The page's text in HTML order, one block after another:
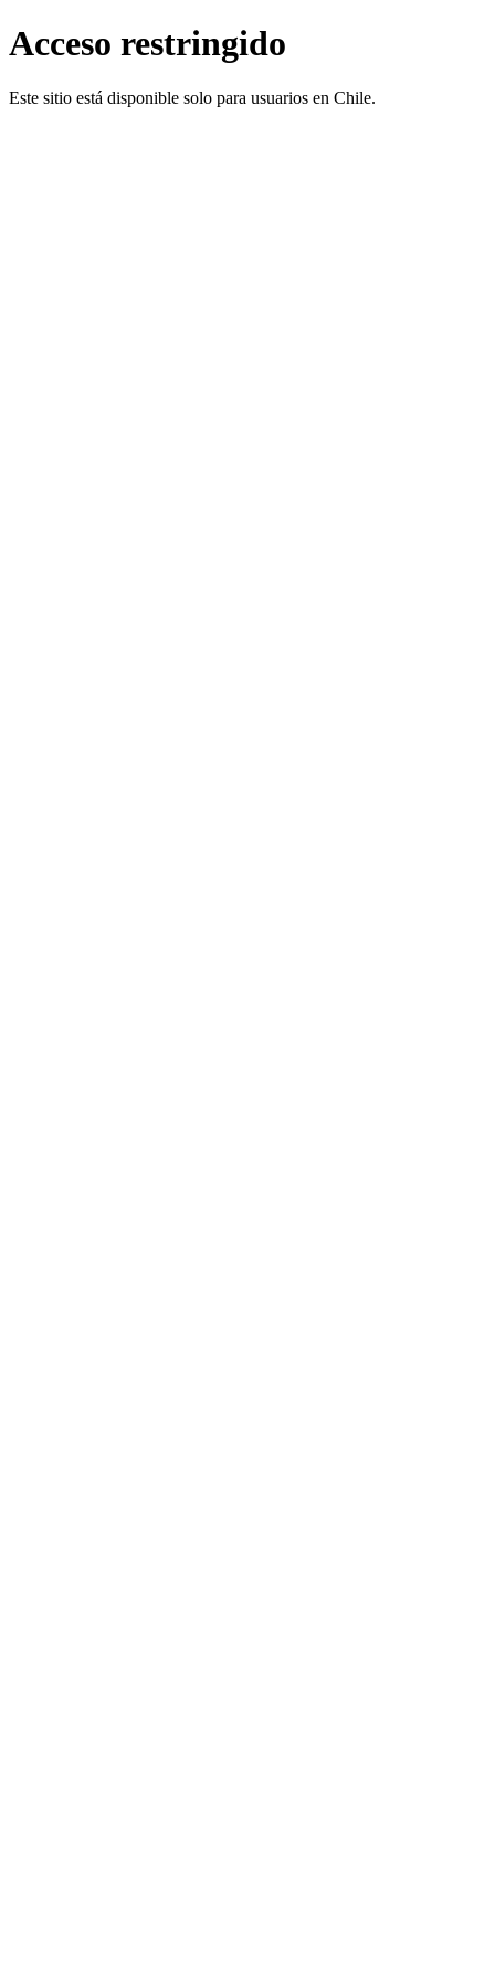
Acceso restringido
Este sitio está disponible solo para usuarios en Chile.